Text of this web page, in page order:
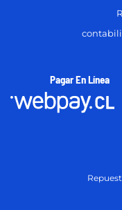
Pagar En Línea